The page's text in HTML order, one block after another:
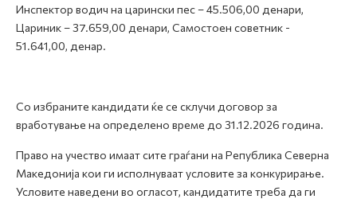
Инспектор водич на царински пес – 45.506,00 денари,
Цариник – 37.659,00 денари, Самостоен советник -
51.641,00, денар.
Со избраните кандидати ќе се склучи договор за
вработување на определено време до 31.12.2026 година.
Право на учество имаат сите граѓани на Република Северна
Македонија кои ги исполнуваат условите за конкурирање.
Условите наведени во огласот, кандидатите треба да ги